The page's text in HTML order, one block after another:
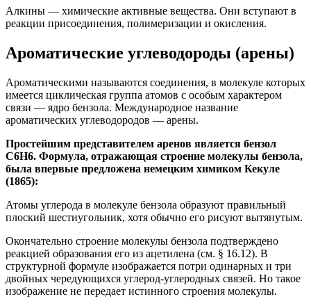
Алкины — химические активные вещества. Они вступают в
реакции присоединения, полимеризации и окисления.
Ароматические углеводороды (арены)
Ароматическими называются соединения, в молекуле которых
имеется циклическая группа атомов с особым характером
связи — ядро бензола. Международное название
ароматических углеводородов — арены.
Простейшим представителем аренов является бензол
С6Н6. Формула, отражающая строение молекулы бензола,
была впервые предложена немецким химиком Кекуле
(1865):
Атомы углерода в молекуле бензола образуют правильный
плоский шестиугольник, хотя обычно его рисуют вытянутым.
Окончательно строение молекулы бензола подтверждено
реакцией образования его из ацетилена (см. § 16.12). В
структурной формуле изображается потри одинарных и три
двойных чередующихся углерод-углеродных связей. Но такое
изображение не передает истинного строения молекулы.